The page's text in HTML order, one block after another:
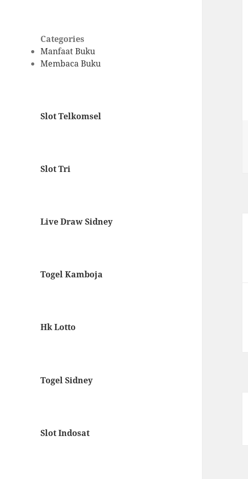
Categories
Manfaat Buku
Membaca Buku
Slot Telkomsel
Slot Tri
Live Draw Sidney
Togel Kamboja
Hk Lotto
Togel Sidney
Slot Indosat